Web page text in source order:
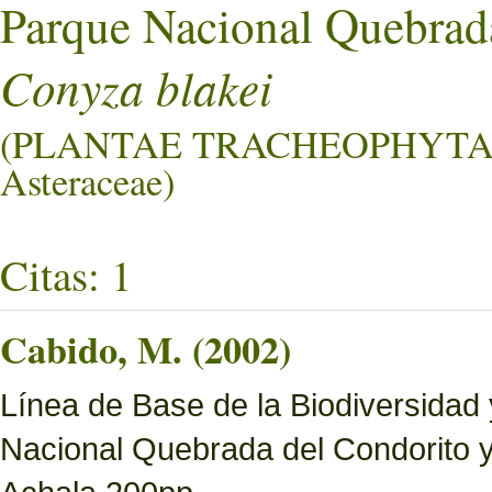
Parque Nacional
Conyza blakei
(PLANTAE
Asteraceae)
Citas: 1
Cabido, M. (2002)
Línea de Base de la
Nacional Quebrada del Condorito